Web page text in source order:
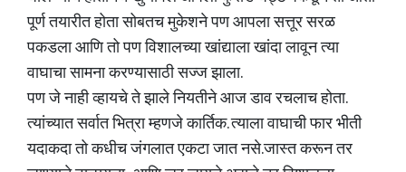
पूर्ण तयारीत होता सोबतच मुकेशने पण आपला सत्तूर सरळ
पकडला आणि तो पण विशालच्या खांद्याला खांदा लावून त्या
वाघाचा सामना करण्यासाठी सज्ज झाला.
पण जे नाही व्हायचे ते झाले नियतीने आज डाव रचलाच होता.
त्यांच्यात सर्वात भित्रा म्हणजे कार्तिक. त्याला वाघाची फार भीती
यदाकदा तो कधीच जंगलात एकटा जात नसे.जास्त करून तर